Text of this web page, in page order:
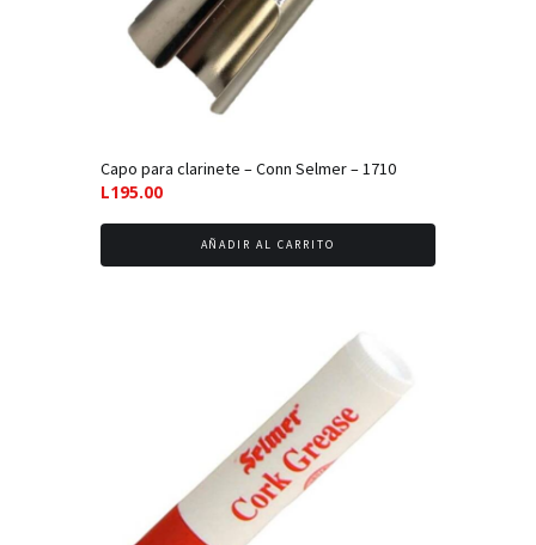
Capo para clarinete – Conn Selmer – 1710
L195.00
AÑADIR AL CARRITO